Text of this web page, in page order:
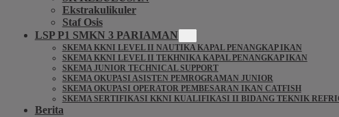
Ekstrakulikuler
Staf Osis
LSP P1 SMKN 3 PARIAMAN
SKEMA KKNI LEVEL II NAUTIKA KAPAL PENANGKAP IKAN
SKEMA KKNI LEVEL II TEKHNIKA KAPAL PENANGKAP IKAN
SKEMA JUNIOR TECHNICAL SUPPORT
SKEMA OKUPASI ASISTEN PEMROGRAMAN JUNIOR
SKEMA OKUPASI OPERATOR PEMBESARAN IKAN CATFISH
SKEMA SERTIFIKASI KKNI KUALIFIKASI II BIDANG TEKNIK
Berita